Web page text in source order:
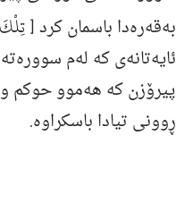
به‌قه‌ره‌دا باسمان كرد [
ئایه‌تانه‌ی كه‌ له‌م
پیرۆزن كه‌ هه‌موو حوكم و
ڕوونی تیادا باسكراوه‌.